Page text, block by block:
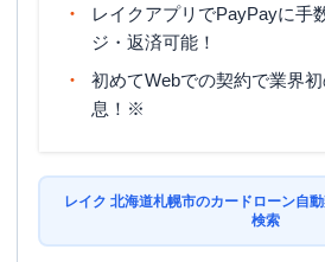
レイクアプリでPayPayに手
ジ・返済可能！
初めてWebでの契約で業界初
息！※
レイク 北海道札幌市のカードローン自
検索